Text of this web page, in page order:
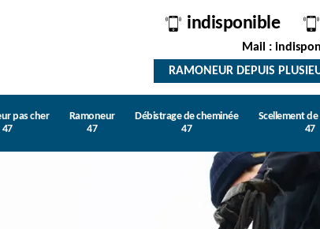
indisponible
Mail :
RAMONEUR DEPUIS
pas cher
47
Ramoneur
47
Débistrage de cheminée
47
Scellement
47